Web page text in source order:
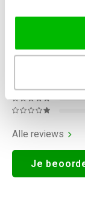
Alle reviews
Je